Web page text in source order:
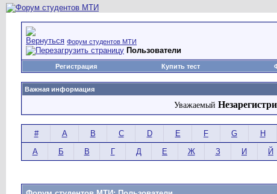
Форум студентов МТИ
Пользователи
Регистрация Купить тест
Важная информация
Уважаемый
# A B C D E F G H
А
Б В Г Д Е Ж З И Й